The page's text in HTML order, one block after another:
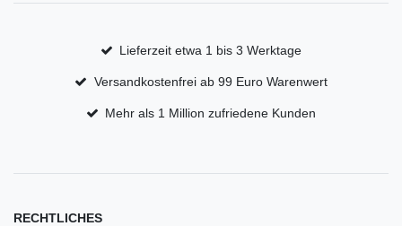
Lieferzeit etwa 1 bis 3 Werktage
Versandkostenfrei ab 99 Euro Warenwert
Mehr als 1 Million zufriedene Kunden
RECHTLICHES